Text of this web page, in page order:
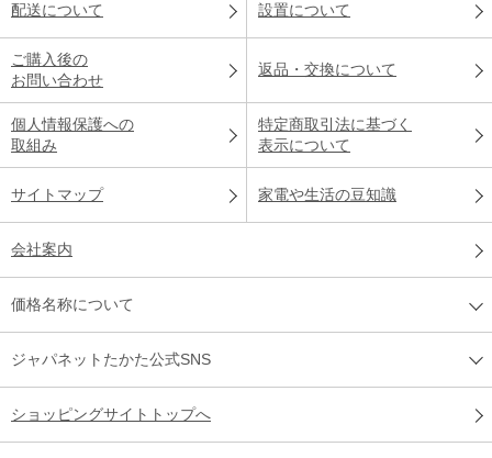
配送について 設置について
ご購入後の
お問い合わせ
返品・交換について
個人情報保護への
取組み
特定商取引法に基づく
表示について
サイトマップ 家電や生活の豆知識
会社案内
価格名称について
ジャパネットたかた公式SNS
ショッピングサイトトップへ